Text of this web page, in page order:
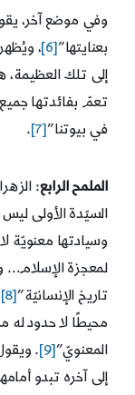
وفي موضع آخر،
بعنايتها”[6]
،
إلى تلك العظيمة،
تعمّ بفائدتها
في بيوتنا”[7]
.
الملمح الرابع:
السيّدة الأولى
وسيادتها معنويّة
لمعجزة
تاريخ الإنسانيّة”[8]
محيطًا لا حدود له
المعنويّ”[9]
.
إلى آخره تبدو